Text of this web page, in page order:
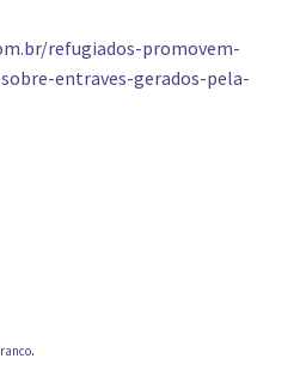
refugiados-promovem-
entraves-gerados-pela-
.